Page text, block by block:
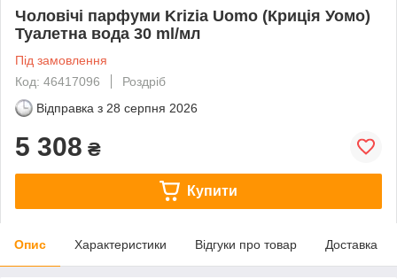
Чоловічі парфуми Krizia Uomo (Криція Уомо)
Туалетна вода 30 ml/мл
Під замовлення
Код: 46417096
Роздріб
Відправка з 28 серпня 2026
5 308 ₴
Купити
Опис Характеристики Відгуки про товар Доставка